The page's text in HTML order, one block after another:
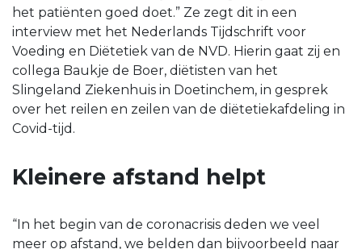
het patiënten goed doet.” Ze zegt dit in een
interview met het Nederlands Tijdschrift voor
Voeding en Diëtetiek van de NVD. Hierin gaat zij en
collega Baukje de Boer, diëtisten van het
Slingeland Ziekenhuis in Doetinchem, in gesprek
over het reilen en zeilen van de diëtetiekafdeling in
Covid-tijd.
Kleinere afstand helpt
“In het begin van de coronacrisis deden we veel
meer op afstand, we belden dan bijvoorbeeld naar